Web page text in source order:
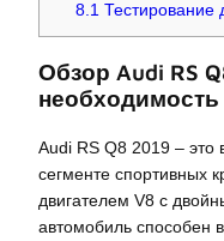
8.1 Тестирование
Обзор Audi RS
необходимость
Audi RS Q8 2019 –
сегменте спортивных
двигателем V8 с
автомобиль способен